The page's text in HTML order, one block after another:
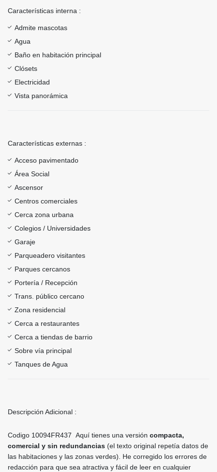
Características interna :
Admite mascotas
Agua
Baño en habitación principal
Clósets
Electricidad
Vista panorámica
Características externas :
Acceso pavimentado
Área Social
Ascensor
Centros comerciales
Cerca zona urbana
Colegios / Universidades
Garaje
Parqueadero visitantes
Parques cercanos
Portería / Recepción
Trans. público cercano
Zona residencial
Cerca a restaurantes
Cerca a tiendas de barrio
Sobre vía principal
Tanques de Agua
Descripción Adicional :
Codigo 10094FR437 Aquí tienes una versión compacta,
comercial y sin redundancias (el texto original repetía datos de
las habitaciones y las zonas verdes). He corregido los errores de
redacción para que sea atractiva y fácil de leer en cualquier